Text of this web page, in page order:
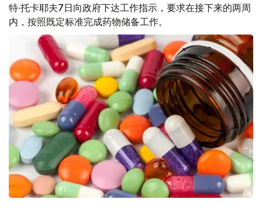
特·托卡耶夫7日向政府下达工作指示，要求在接下来的两周
内，按照既定标准完成药物储备工作。